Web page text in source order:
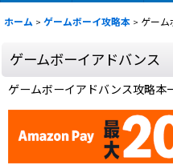
ホーム > ゲームボーイ攻略本 > ゲーム
ゲームボーイアドバンス
ゲームボーイアドバンス攻略本